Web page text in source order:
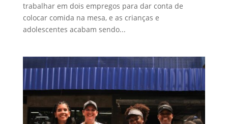
trabalhar em dois empregos para dar conta de
colocar comida na mesa, e as crianças e
adolescentes acabam sendo...